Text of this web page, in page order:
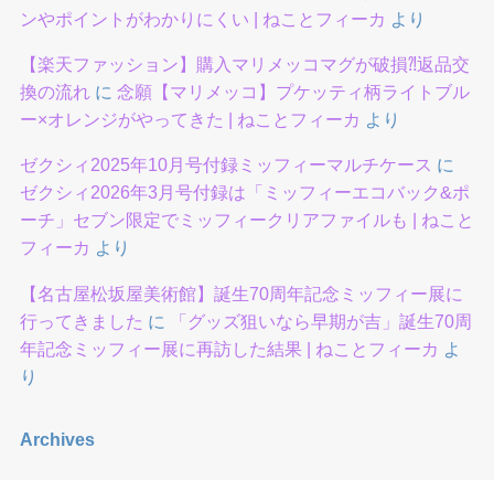
ンやポイントがわかりにくい | ねことフィーカ より
【楽天ファッション】購入マリメッコマグが破損⁈返品交
換の流れに 念願【マリメッコ】プケッティ柄ライトブル
ー×オレンジがやってきた | ねことフィーカ より
ゼクシィ2025年10月号付録ミッフィーマルチケース に
ゼクシィ2026年3月号付録は「ミッフィーエコバック&ポ
ーチ」セブン限定でミッフィークリアファイルも | ねこと
フィーカ より
【名古屋松坂屋美術館】誕生70周年記念ミッフィー展に
行ってきました に
「グッズ狙いなら早期が吉」誕生70周
年記念ミッフィー展に再訪した結果 | ねことフィーカ よ
り
Archives